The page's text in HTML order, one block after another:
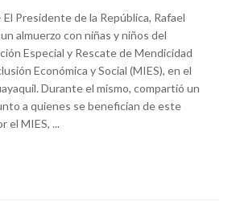
El Presidente de la República, Rafael
almuerzo con niñas y niños del
Especial y Rescate de Mendicidad
Económica y Social (MIES), en el
Durante el mismo, compartió un
a quienes se benefician de este
el MIES, ...